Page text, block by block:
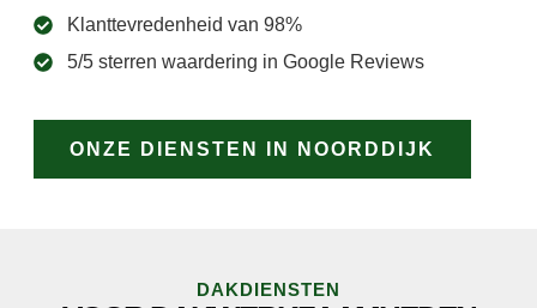
Klanttevredenheid van 98%
5/5 sterren waardering in Google Reviews
ONZE DIENSTEN IN NOORDDIJK
DAKDIENSTEN